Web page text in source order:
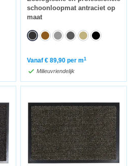
schoonloopmat antraciet op
maat
Vanaf € 89,90 per m1
Milieuvriendelijk